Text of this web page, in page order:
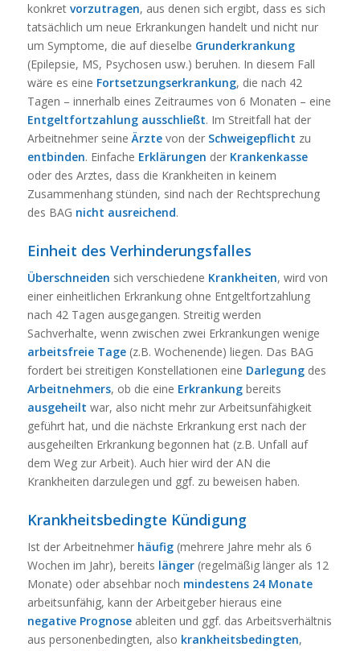
konkret vorzutragen, aus denen sich ergibt, dass es sich
tatsächlich um neue Erkrankungen handelt und nicht nur
um Symptome, die auf dieselbe Grunderkrankung
(Epilepsie, MS, Psychosen usw.) beruhen. In diesem Fall
wäre es eine Fortsetzungserkrankung, die nach 42
Tagen – innerhalb eines Zeitraumes von 6 Monaten – eine
Entgeltfortzahlung ausschließt. Im Streitfall hat der
Arbeitnehmer seineÄrztevon der Schweigepflicht zu
entbinden. Einfache Erklärungen der Krankenkasse
oder des Arztes, dass die Krankheiten in keinem
Zusammenhang stünden, sind nach der Rechtsprechung
des BAG nicht ausreichend.
Einheit des Verhinderungsfalles
Überschneiden sich verschiedene Krankheiten, wird von
einer einheitlichen Erkrankung ohne Entgeltfortzahlung
nach 42 Tagen ausgegangen. Streitig werden
Sachverhalte, wenn zwischen zwei Erkrankungen wenige
arbeitsfreie Tage(z.B. Wochenende) liegen. Das BAG
fordert bei streitigen Konstellationen eine Darlegungdes
Arbeitnehmers, ob die eine Erkrankungbereits
ausgeheilt war, also nicht mehr zur Arbeitsunfähigkeit
geführt hat, und die nächste Erkrankung erst nach der
ausgeheilten Erkrankung begonnen hat (z.B. Unfall auf
dem Weg zur Arbeit). Auch hier wird der AN die
Krankheiten darzulegen und ggf. zu beweisen haben.
Krankheitsbedingte Kündigung
Ist der Arbeitnehmer häufig(mehrere Jahre mehr als 6
Wochen im Jahr), bereits länger(regelmäßig länger als 12
Monate) oder absehbar noch mindestens 24 Monate
arbeitsunfähig, kann der Arbeitgeber hieraus eine
negative Prognoseableiten und ggf. das Arbeitsverhältnis
aus personenbedingten, also krankheitsbedingten,